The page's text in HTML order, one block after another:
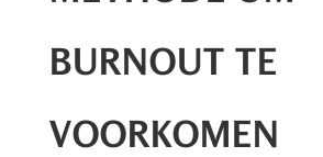
BURNOUT TE
VOORKOMEN